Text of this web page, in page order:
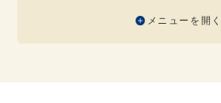
メニューを開く